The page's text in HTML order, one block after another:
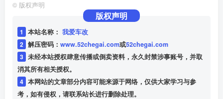
© 版权声明
版权声明
1 本站名称： 我爱车改
2 解压密码： www.52chegai.com或52chegai.com
3 未经本站授权肆意传播或倒卖资料，永久封禁涉事账号，并取
消其所有相关授权。
4 本网站的文章部分内容可能来源于网络，仅供大家学习与参
考，如有侵权，请联系站长进行删除处理。